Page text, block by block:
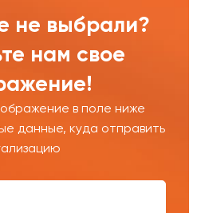
не выбрали?
нам свое
в поле ниже
данные, куда отправить